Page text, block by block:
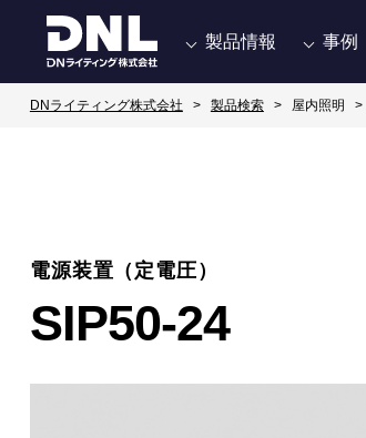
製品情報 事例
DNライティング株式会社 製品検索 屋内照明
電源装置（定電圧）
SIP50-24